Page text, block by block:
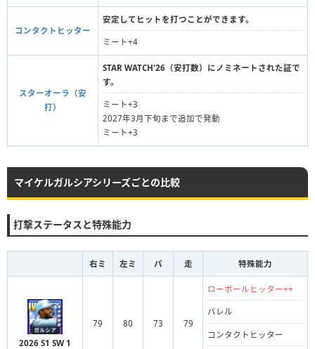
コンタクトヒッター
安定してヒットを打つことができます。
ミート+4
スターオーラ（安
打）
STAR WATCH'26（安打数）にノミネートされた証で
す。
ミート+3
2027年3月下旬まで追加で発動
ミート+3
マイケルガルシアシリーズごとの比較
打撃ステータスと特殊能力
右ミ 左ミ パ 走 特殊能力
2026 S1 SW 1
79 80 73 79
ローボールヒッター++
バレル
コンタクトヒッター